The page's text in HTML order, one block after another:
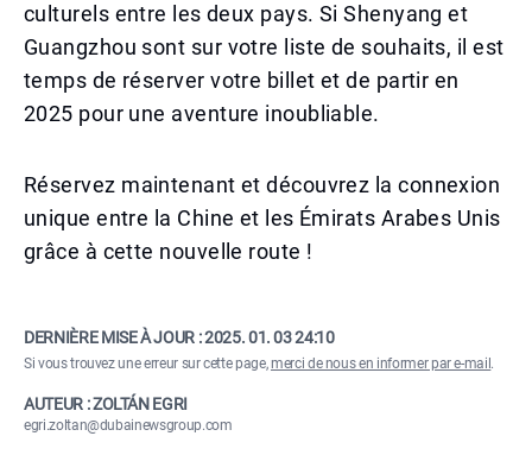
culturels entre les deux pays. Si Shenyang et
Guangzhou sont sur votre liste de souhaits, il est
temps de réserver votre billet et de partir en
2025 pour une aventure inoubliable.
Réservez maintenant et découvrez la connexion
unique entre la Chine et les Émirats Arabes Unis
grâce à cette nouvelle route !
DERNIÈRE MISE À JOUR :2025. 01. 03 24:10
Si vous trouvez une erreur sur cette page,merci de nous en informer par e-mail .
AUTEUR : ZOLTÁN EGRI
egri.zoltan@dubainewsgroup.com